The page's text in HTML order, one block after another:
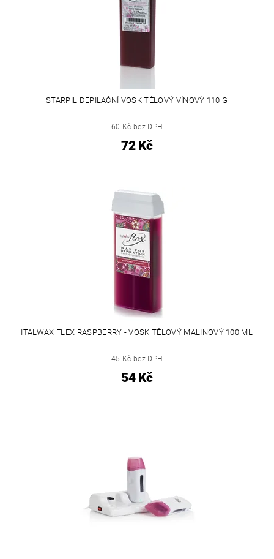
STARPIL DEPILAČNÍ VOSK TĚLOVÝ VÍNOVÝ 110 G
60 Kč bez DPH
72 Kč
ITALWAX FLEX RASPBERRY - VOSK TĚLOVÝ MALINOVÝ 100 ML
45 Kč bez DPH
54 Kč